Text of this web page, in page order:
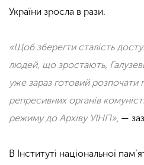
України зросла в рази.
«Щоб зберегти сталість
людей, що зростають,
уже зараз готовий розпочати
репресивних органів
режиму до Архіву УІНП», —
В Інституті національної